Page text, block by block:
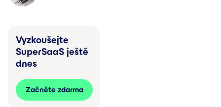
Vyzkoušejte
SuperSaaS ještě
dnes
Začněte zdarma